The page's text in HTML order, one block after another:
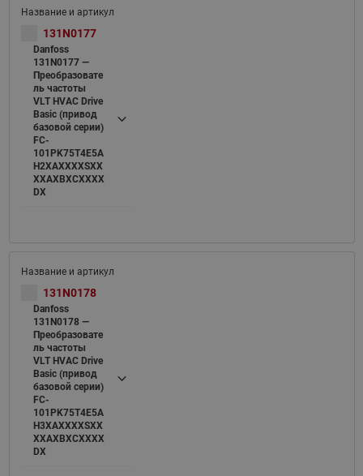
131N0177
Danfoss
131N0177 —
Преобразовате
ль частоты
VLT HVAC Drive
Basic (привод
базовой серии)
FC-
101PK75T4E5A
H2XAXXXXSXX
XXAXBXCXXXX
DX
131N0178
Danfoss
131N0178 —
Преобразовате
ль частоты
VLT HVAC Drive
Basic (привод
базовой серии)
FC-
101PK75T4E5A
H3XAXXXXSXX
XXAXBXCXXXX
DX